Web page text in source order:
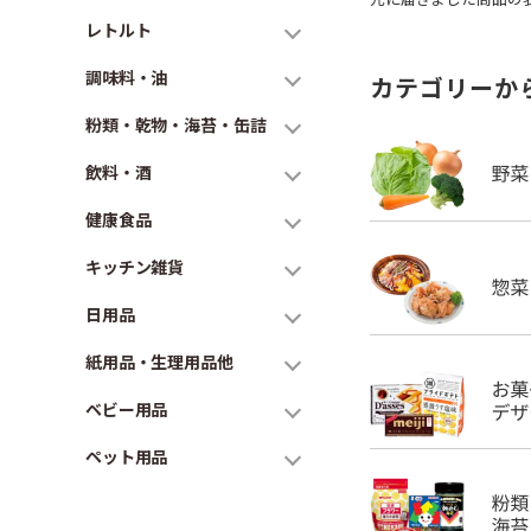
レトルト
調味料・油
粉類・乾物・海苔・缶詰
飲料・酒
健康食品
キッチン雑貨
日用品
紙用品・生理用品他
ベビー用品
ペット用品
カテゴリーか